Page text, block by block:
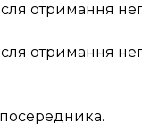
отримання
отримання